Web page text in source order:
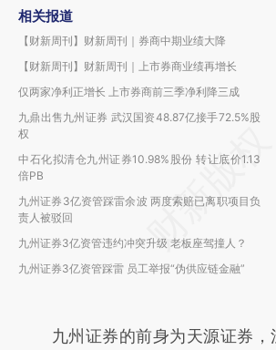
相关报道
【财新周刊】财新周刊｜券商中期业绩大降
【财新周刊】财新周刊｜上市券商业绩再增长
仅两家净利正增长 上市券商前三季净利降三成
九鼎出售九州证券 武汉国资48.87亿接手72.5%股
权
中石化拟清仓九州证券10.98%股份 转让底价1.13
倍PB
九州证券3亿资管踩雷余波 两度索赔已离职项目负
责人被驳回
九州证券3亿资管违约冲突升级 老板座驾撞人？
九州证券3亿资管踩雷 员工举报“伪供应链金融”
九州证券的前身为天源证券，